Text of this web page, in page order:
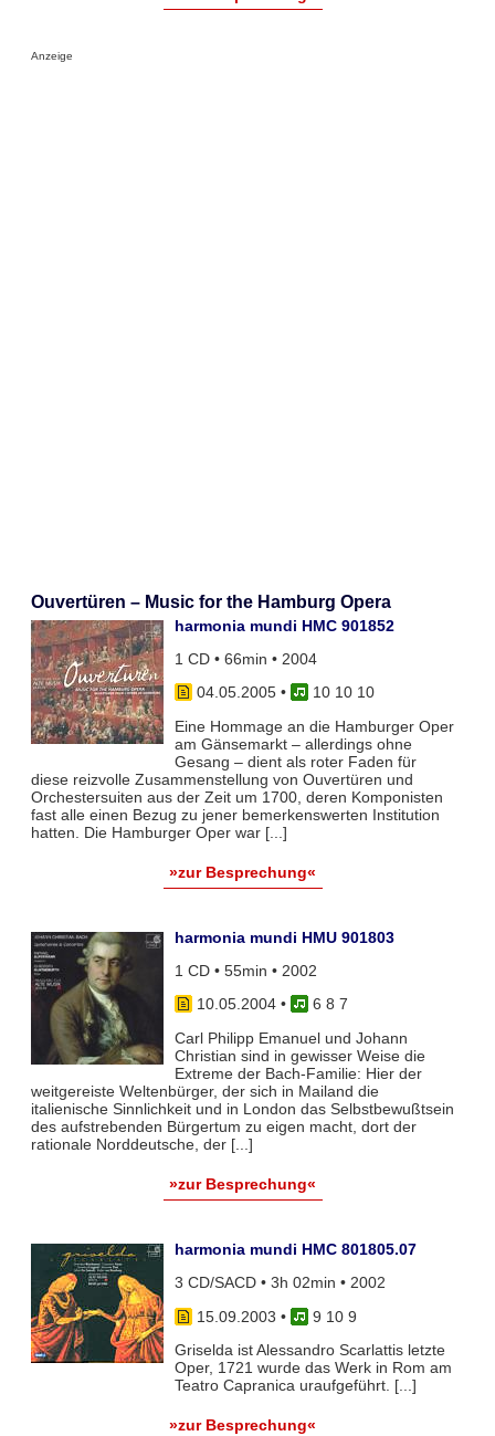
Anzeige
Ouvertüren – Music for the Hamburg Opera
harmonia mundi HMC 901852
1 CD • 66min • 2004
04.05.2005•
10 10 10
Eine Hommage an die Hamburger Oper
am Gänsemarkt – allerdings ohne
Gesang – dient als roter Faden für
diese reizvolle Zusammenstellung von Ouvertüren und
Orchestersuiten aus der Zeit um 1700, deren Komponisten
fast alle einen Bezug zu jener bemerkenswerten Institution
hatten. Die Hamburger Oper war [...]
»zur Besprechung«
harmonia mundi HMU 901803
1 CD • 55min • 2002
10.05.2004•
6 8 7
Carl Philipp Emanuel und Johann
Christian sind in gewisser Weise die
Extreme der Bach-Familie: Hier der
weitgereiste Weltenbürger, der sich in Mailand die
italienische Sinnlichkeit und in London das Selbstbewußtsein
des aufstrebenden Bürgertum zu eigen macht, dort der
rationale Norddeutsche, der [...]
»zur Besprechung«
harmonia mundi HMC 801805.07
3 CD/SACD • 3h 02min • 2002
15.09.2003 •
9 10 9
Griselda ist Alessandro Scarlattis letzte
Oper, 1721 wurde das Werk in Rom am
Teatro Capranica uraufgeführt. [...]
»zur Besprechung«